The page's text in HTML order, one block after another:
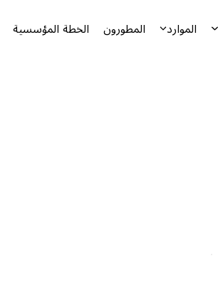
الموارد المطورون الخطة المؤسسية